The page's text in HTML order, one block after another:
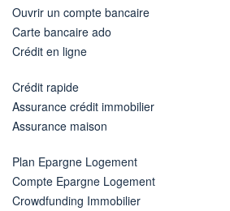
Ouvrir un compte bancaire
Carte bancaire ado
Crédit en ligne
Crédit rapide
Assurance crédit immobilier
Assurance maison
Plan Epargne Logement
Compte Epargne Logement
Crowdfunding Immobilier